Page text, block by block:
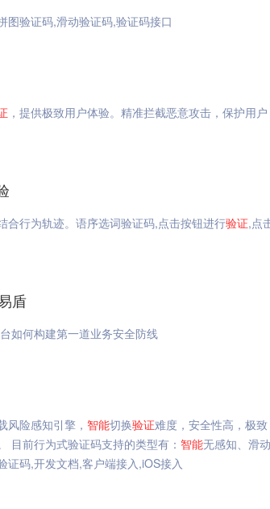
图验证码,滑动验证码,验证码接口
，提供极致用户体验。精准拦截恶意攻击，保护用户
合行为轨迹。语序选词验证码,点击按钮进行验证,点
盾
如何构建第一道业务安全防线
险感知引擎， 智能切换验证难度，安全性高，极致
目前行为式验证码支持的类型有： 智能无感知、滑动
证码,开发文档,客户端接入,iOS接入